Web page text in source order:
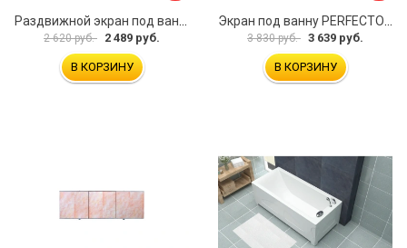
2 620 руб. 2 489 руб.
В КОРЗИНУ
3 830 руб. 3 639 руб.
В КОРЗИНУ